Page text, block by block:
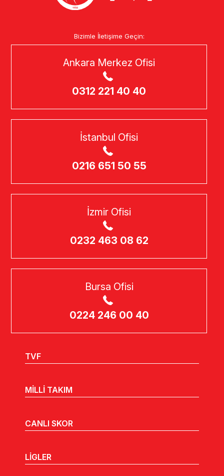
Bizimle İletişime Geçin:
Ankara Merkez Ofisi
0312 221 40 40
İstanbul Ofisi
0216 651 50 55
İzmir Ofisi
0232 463 08 62
Bursa Ofisi
0224 246 00 40
TVF
MİLLİ TAKIM
CANLI SKOR
LİGLER